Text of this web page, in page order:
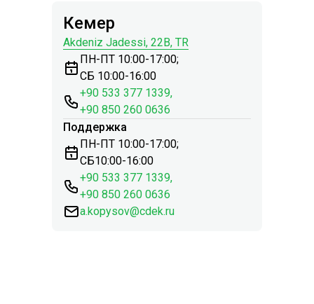
Кемер
Akdeniz Jadessi, 22B, TR
ПН-ПТ 10:00-17:00;
CБ 10:00-16:00
+90 533 377 1339,
+90 850 260 0636
Поддержка
ПН-ПТ 10:00-17:00;
СБ10:00-16:00
+90 533 377 1339,
+90 850 260 0636
a.kopysov@cdek.ru